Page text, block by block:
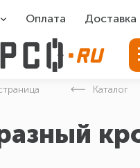
Оплата Доставка
Каталог